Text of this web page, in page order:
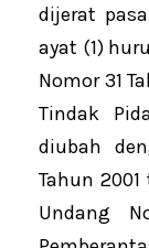
dijerat
ayat (1)
Nomor 31
Tindak
diubah
Tahun
Undang